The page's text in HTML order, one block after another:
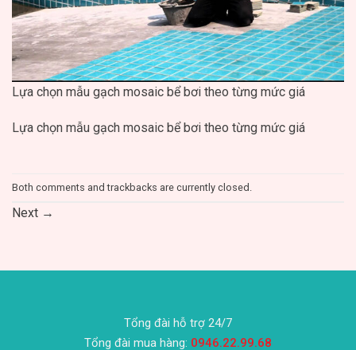
Lựa chọn mẫu gạch mosaic bể bơi theo từng mức giá
Lựa chọn mẫu gạch mosaic bể bơi theo từng mức giá
Both comments and trackbacks are currently closed.
Next →
Tổng đài hỗ trợ 24/7
Tổng đài mua hàng: 0946.22.99.68